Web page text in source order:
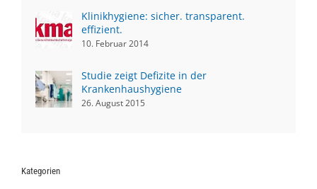
Klinikhygiene: sicher. transparent.
effizient.
10. Februar 2014
Studie zeigt Defizite in der
Krankenhaushygiene
26. August 2015
Kategorien